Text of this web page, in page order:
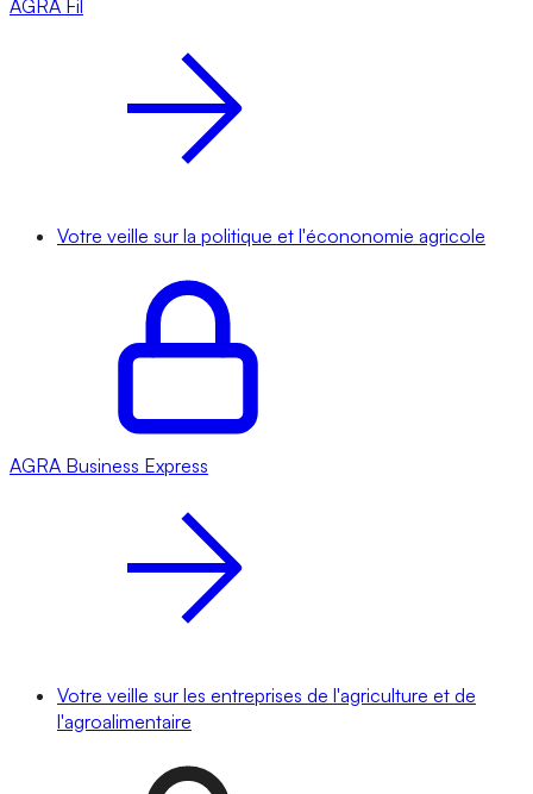
AGRA Fil
Votre veille sur la politique et l'écononomie agricole
AGRA Business Express
Votre veille sur les entreprises de l'agriculture et de
l'agroalimentaire